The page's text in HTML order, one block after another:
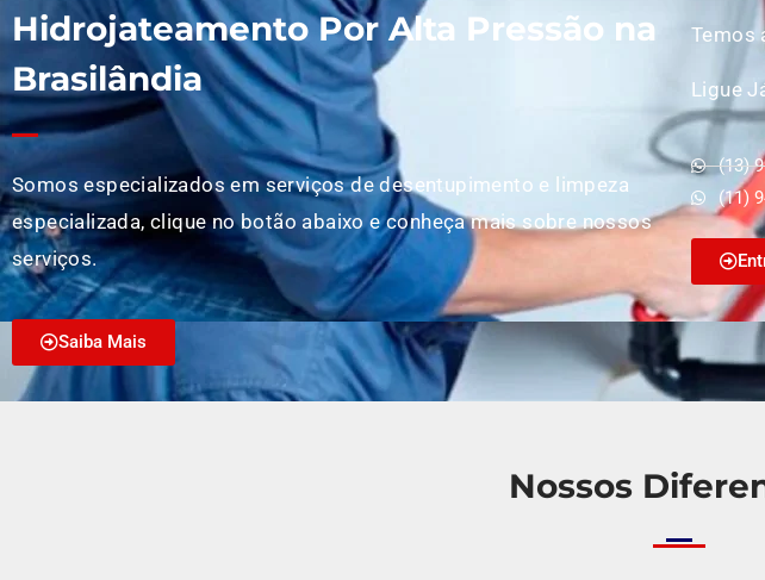
Hidrojateamento Por Alta Pressão na
Brasilândia
Somos especializados em serviços de desentupimento e limpeza
especializada, clique no botão abaixo e conheça mais sobre nossos
serviços.
Saiba Mais
Temos
Ligue
(13)
(11)
Nossos